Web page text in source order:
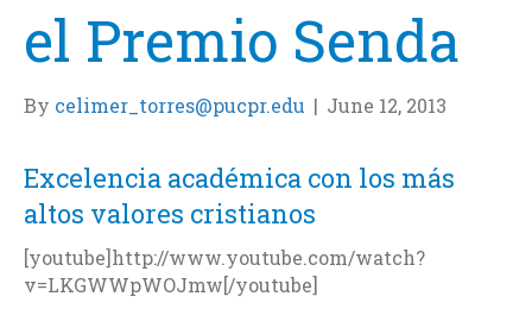
el Premio Senda
By celimer_torres@pucpr.edu | June 12, 2013
Excelencia académica con los más
altos valores cristianos
[youtube]http://www.youtube.com/watch?
v=LKGWWpWOJmw[/youtube]